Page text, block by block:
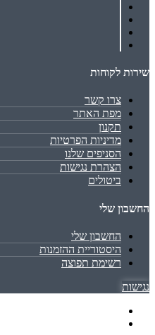
שירות לקוחות
צרו קשר
מפת האתר
תקנון
מדיניות הפרטיות
הסניפים שלנו
הצהרת נגישות
ביטולים
החשבון שלי
החשבון שלי
היסטוריית ההזמנות
רשימת תפוצה
נגישות